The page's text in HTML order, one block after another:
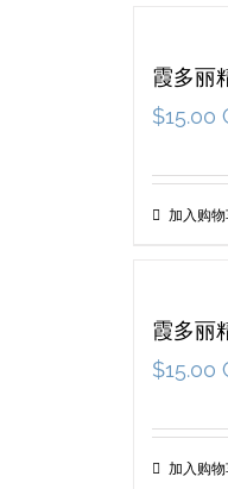
霞多丽
$15.00
加入购物
霞多丽
$15.00
加入购物